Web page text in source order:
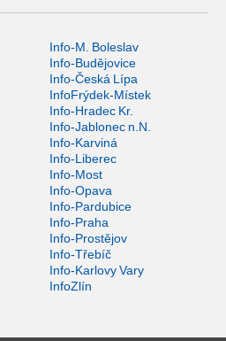
Info-M. Boleslav
Info-Budějovice
Info-Česká Lípa
InfoFrýdek-Místek
Info-Hradec Kr.
Info-Jablonec n.N.
Info-Karviná
Info-Liberec
Info-Most
Info-Opava
Info-Pardubice
Info-Praha
Info-Prostějov
Info-Třebíč
Info-Karlovy Vary
InfoZlín